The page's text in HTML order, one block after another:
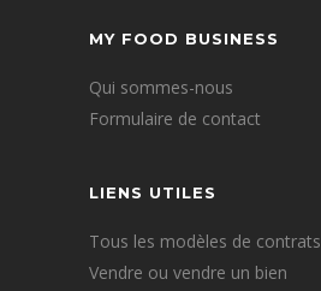
MY FOOD BUSINESS
Qui sommes-nous
Formulaire de contact
LIENS UTILES
Tous les modèles de contrats
Vendre ou vendre un bien